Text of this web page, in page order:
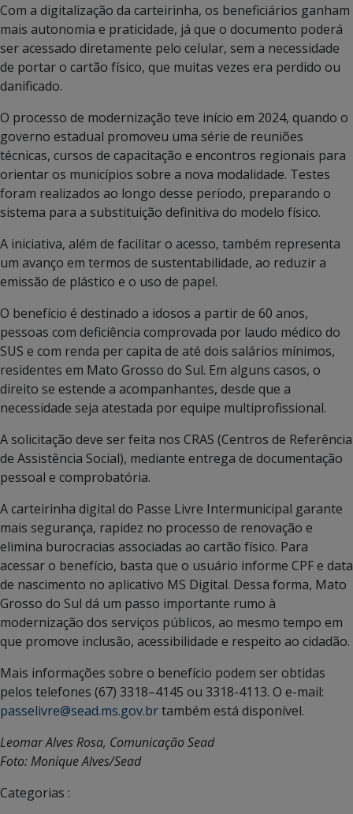
Com a digitalização da carteirinha, os beneficiários ganham
mais autonomia e praticidade, já que o documento poderá
ser acessado diretamente pelo celular, sem a necessidade
de portar o cartão físico, que muitas vezes era perdido ou
danificado.
O processo de modernização teve início em 2024, quando o
governo estadual promoveu uma série de reuniões
técnicas, cursos de capacitação e encontros regionais para
orientar os municípios sobre a nova modalidade. Testes
foram realizados ao longo desse período, preparando o
sistema para a substituição definitiva do modelo físico.
A iniciativa, além de facilitar o acesso, também representa
um avanço em termos de sustentabilidade, ao reduzir a
emissão de plástico e o uso de papel.
O benefício é destinado a idosos a partir de 60 anos,
pessoas com deficiência comprovada por laudo médico do
SUS e com renda per capita de até dois salários mínimos,
residentes em Mato Grosso do Sul. Em alguns casos, o
direito se estende a acompanhantes, desde que a
necessidade seja atestada por equipe multiprofissional.
A solicitação deve ser feita nos CRAS (Centros de Referência
de Assistência Social), mediante entrega de documentação
pessoal e comprobatória.
A carteirinha digital do Passe Livre Intermunicipal garante
mais segurança, rapidez no processo de renovação e
elimina burocracias associadas ao cartão físico. Para
acessar o benefício, basta que o usuário informe CPF e data
de nascimento no aplicativo MS Digital. Dessa forma, Mato
Grosso do Sul dá um passo importante rumo à
modernização dos serviços públicos, ao mesmo tempo em
que promove inclusão, acessibilidade e respeito ao cidadão.
Mais informações sobre o benefício podem ser obtidas
pelos telefones (67) 3318–4145 ou 3318-4113. O e-mail:
passelivre@sead.ms.gov.brtambém está disponível.
Leomar Alves Rosa, Comunicação Sead
Foto: Monique Alves/Sead
Categorias :